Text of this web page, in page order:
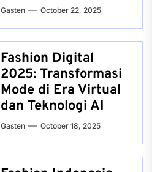
Gasten October 22, 2025
Fashion Digital
2025: Transformasi
Mode di Era Virtual
dan Teknologi AI
Gasten October 18, 2025